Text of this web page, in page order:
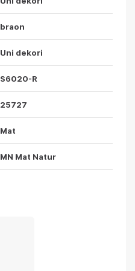
braon
Uni dekori
S6020-R
25727
Mat
MN Mat Natur